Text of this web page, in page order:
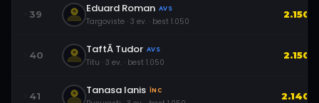
39 Eduard Roman AVS
Targoviste · 3 ev. · best 1.050
2.150
40 TaftĂ Tudor AVS
Titu · 3 ev. · best 1.050
2.150
41 Tanasa Ianis ÎNC 2.140